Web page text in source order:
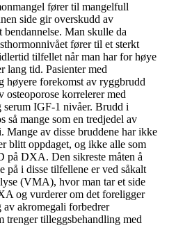
fører til mangelfull
side gir overskudd av
Man skulle da
fører til et sterkt
tilfellet når man har for høye
lang tid. Pasienter med
høyere forekomst av ryggbrudd
korrelerer med
IGF-1 nivåer. Brudd i
så mange som en tredjedel av
Mange av disse bruddene har ikke
blitt oppdaget, og ikke alle som
på DXA. Den sikreste måten å
på i disse tilfellene er ved såkalt
(VMA), hvor man tar et side
og vurderer om det foreligger
akromegali forbedrer
trenger tilleggsbehandling med